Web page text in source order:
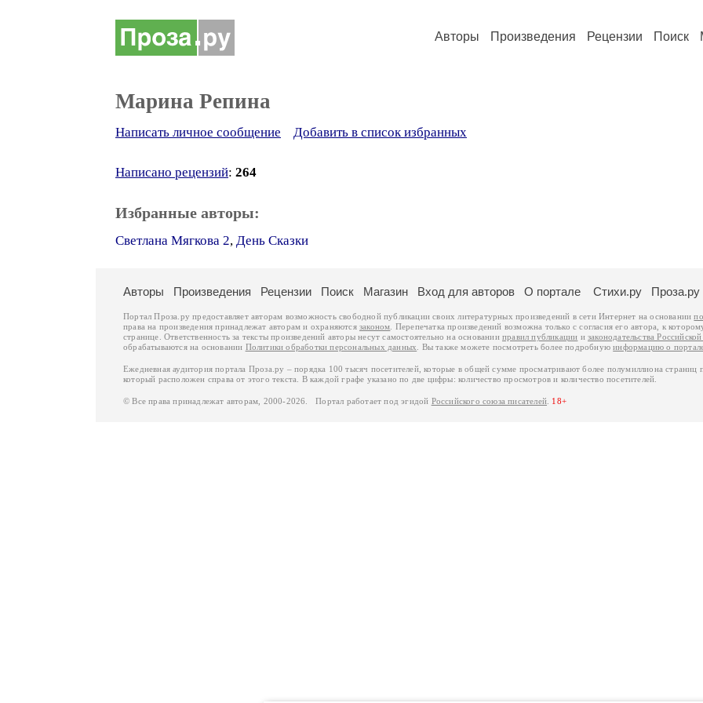
Авторы Произведения Рецензии Поиск
Марина Репина
Написать личное сообщение Добавить в список избранных
Написано рецензий: 264
Избранные авторы:
Светлана Мягкова 2, День Сказки
Авторы Произведения Рецензии Поиск Магазин Вход для авторов О портале Стихи.ру Проза.ру
Портал Проза.ру предоставляет авторам возможность свободной публикации своих литературных произведений в сети Интернет на основании
права на произведения принадлежат авторам и охраняются законом . Перепечатка произведений возможна только с согласия его автора, к
странице. Ответственность за тексты произведений авторы несут самостоятельно на основанииправил публикации изаконодательства
обрабатываются на основании Политики обработки персональных данных . Вы также можете посмотреть более подробнуюинформацию о
Ежедневная аудитория портала Проза.ру – порядка 100 тысяч посетителей, которые в общей сумме просматривают более полумиллиона страниц
который расположен справа от этого текста. В каждой графе указано по две цифры: количество просмотров и количество посетителей.
© Все права принадлежат авторам, 2000-2026. Портал работает под эгидой Российского союза писателей 18+